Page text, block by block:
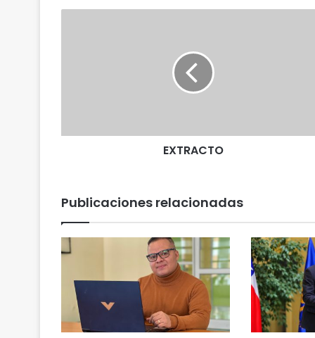
EXTRACTO
Publicaciones relacionadas